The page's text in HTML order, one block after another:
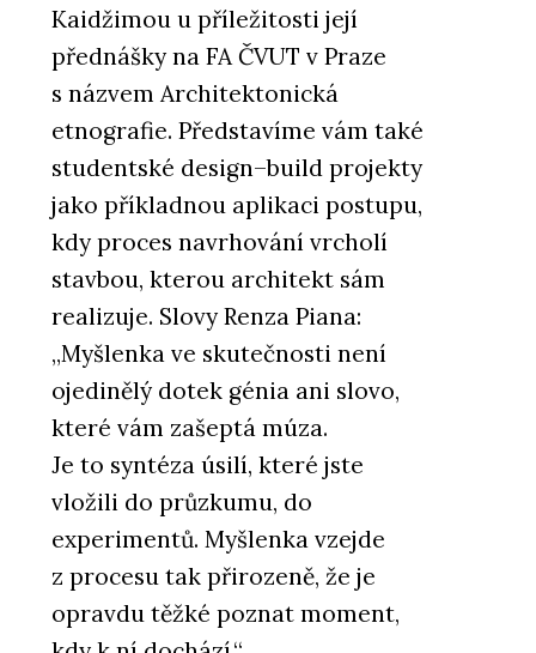
Kaidžimou u příležitosti její
přednášky na FA ČVUT v Praze
s názvem Architektonická
etnografie. Představíme vám také
studentské design–build projekty
jako příkladnou aplikaci postupu,
kdy proces navrhování vrcholí
stavbou, kterou architekt sám
realizuje. Slovy Renza Piana:
„Myšlenka ve skutečnosti není
ojedinělý dotek génia ani slovo,
které vám zašeptá múza.
Je to syntéza úsilí, které jste
vložili do průzkumu, do
experimentů. Myšlenka vzejde
z procesu tak přirozeně, že je
opravdu těžké poznat moment,